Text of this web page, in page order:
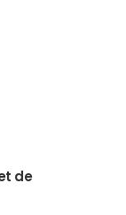
de